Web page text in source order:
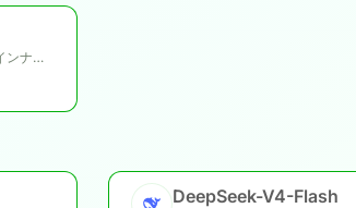
GPT-4 は 2023 年 5 月 28 日に GPT-4 ラインナップの一部として公開され、GPT-4o mini と並ぶ大規模マルチモーダルモデルで、安全で有用な応答を重視しています。
DeepSeek-V4-Flash